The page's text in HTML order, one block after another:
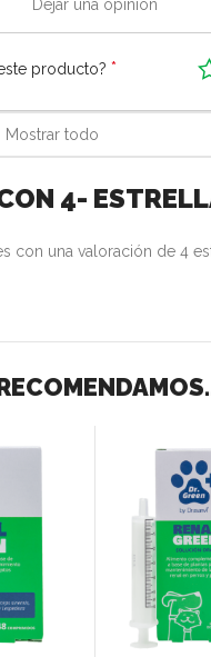
Dejar una opinión
producto? *
4-
con una valoración de 4